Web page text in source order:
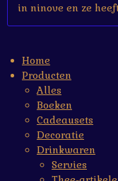
in ninove en ze
Home
Producten
Alles
Boeken
Cadeausets
Decoratie
Drinkwaren
Servies